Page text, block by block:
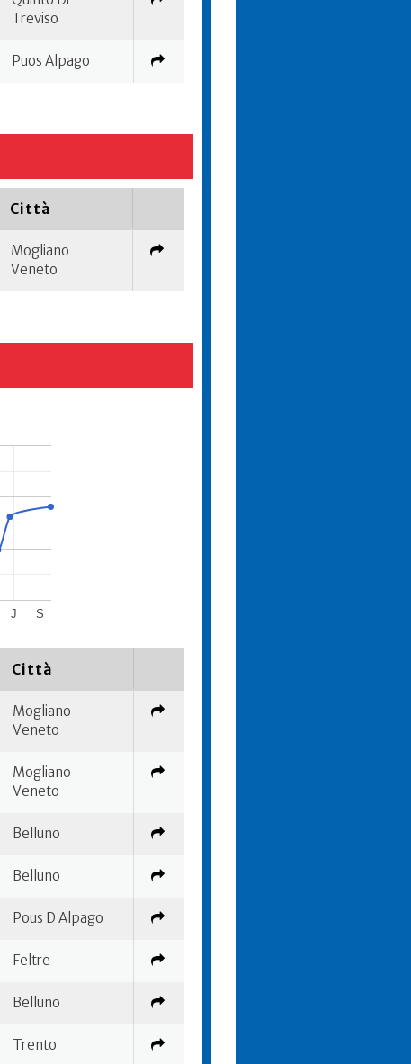
Treviso
Puos Alpago
Città
Mogliano
Veneto
J S
Città
Mogliano
Veneto
Mogliano
Veneto
Belluno
Belluno
Pous D Alpago
Feltre
Belluno
Trento